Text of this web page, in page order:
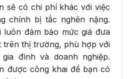
sẽ có chi phí khác với việc
chính bị tắc nghẽn nặng.
luôn đảm bảo mức giá đưa
trên thị trường, phù hợp với
đình và doanh nghiệp.
được công khai để bạn có